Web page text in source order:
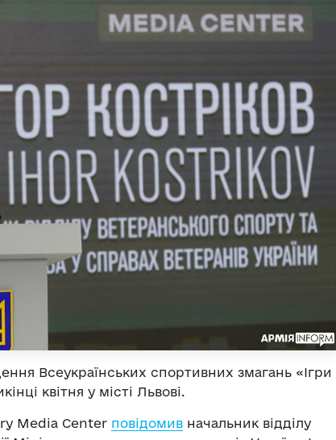
Всеукраїнських спортивних змагань «Ігри
квітня у місті Львові.
Media Center повідомив начальник відділу